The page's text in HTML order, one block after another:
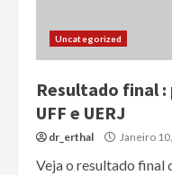
Uncategorized
Resultado final :
UFF e UERJ
dr_erthal Janeiro
Veja o resultado final